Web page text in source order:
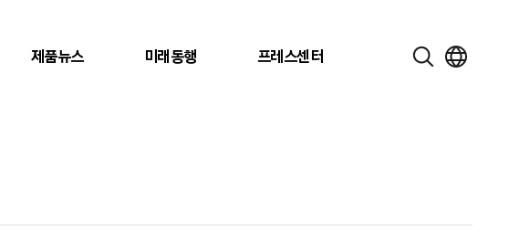
제품뉴스 미래동행 프레스센터